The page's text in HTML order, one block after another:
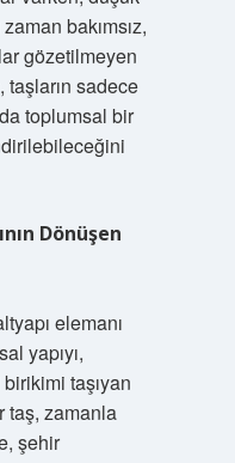
bakımsız,
gözetilmeyen
taşların sadece
toplumsal bir
Dönüşen
elemanı
yapıyı,
taşıyan
taş, zamanla
şehir